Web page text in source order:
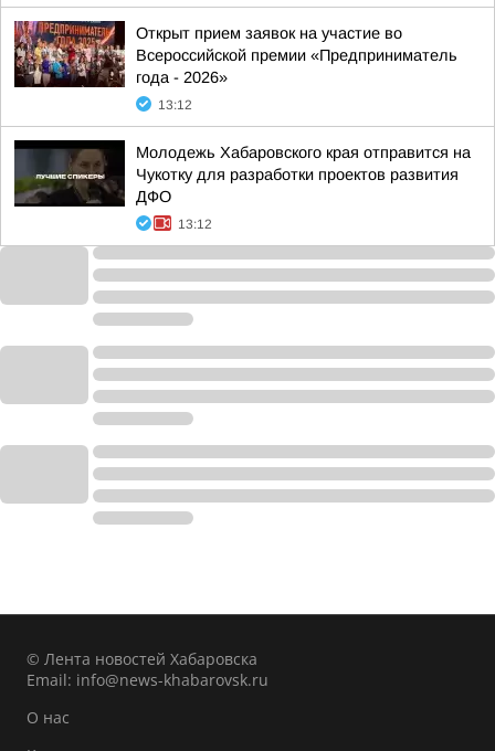
Открыт прием заявок на участие во
Всероссийской премии «Предприниматель
года - 2026»
13:12
Молодежь Хабаровского края отправится на
Чукотку для разработки проектов развития
ДФО
13:12
© Лента новостей Хабаровска
Email: info@news-khabarovsk.ru
О нас